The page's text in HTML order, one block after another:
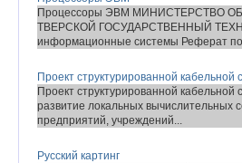
Процессоры ЭВМ МИНИСТЕРСТВО
ТВЕРСКОЙ ГОСУДАРСТВЕННЫЙ
информационные системы Реферат
Проект структурированной кабельной
Проект структурированной
развитие локальных вычислительных
предприятий, учреждений...
Русский картинг